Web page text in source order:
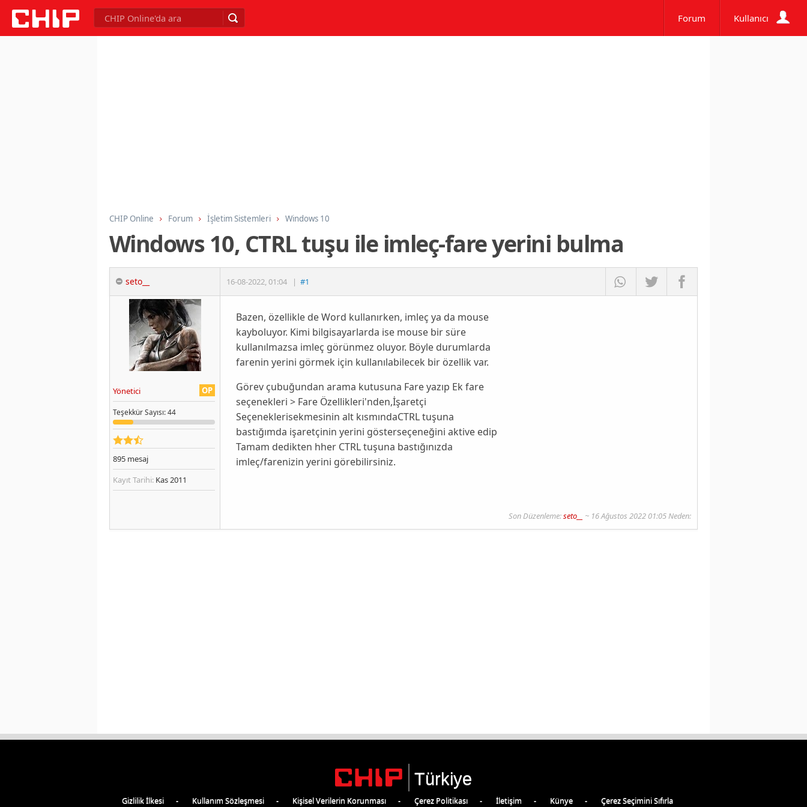
Forum Kullanıcı
CHIP Online Forum İşletim Sistemleri Windows 10
Windows 10, CTRL tuşu ile imleç-fare yerini bulma
seto__ 16-08-2022,01:04 | #1
OP
Yönetici
TeşekkürSayısı: 44
895 mesaj
Kayıt Tarihi: Kas 2011
Bazen, özellikle de Word kullanırken, imleç ya da mouse
kayboluyor. Kimi bilgisayarlarda ise mouse bir süre
kullanılmazsa imleç görünmez oluyor. Böyle durumlarda
farenin yerini görmek için kullanılabilecek bir özellik var.
Görev çubuğundan arama kutusuna Fareyazıp Ek fare
seçenekleri > Fare Özellikleri'nden,İşaretçi
Seçeneklerisekmesinin alt kısmındaCTRL tuşuna
bastığımda işaretçinin yerini gösterseçeneğini aktive edip
Tamam dedikten hher CTRL tuşuna bastığınızda
imleç/farenizin yerini görebilirsiniz.
Son Düzenleme:seto__ ~ 16 Ağustos 2022 01:05 Neden:
Türkiye
Gizlilik İlkesi Kullanım Sözleşmesi Kişisel Verilerin Korunması Çerez Politikası İletişim Künye Çerez Seçimini Sıfırla